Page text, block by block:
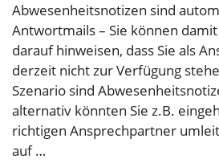
Abwesenheitsnotizen sind
Antwortmails – Sie können
darauf hinweisen, dass Sie als
derzeit nicht zur Verfügung
Szenario sind
alternativ könnten Sie z.B.
richtigen Ansprechpartner
auf …